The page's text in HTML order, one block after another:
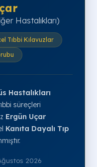
Hastalıkları)
Tıbbi Kılavuzlar
Hastalıkları
süreçleri
Ergün Uçar
Kanıta Dayalı Tıp
2026